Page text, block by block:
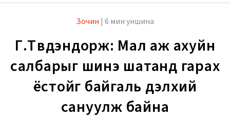
Зочин | 6 мин уншина
Г.Түвдэндорж: Мал аж ахуйн
салбарыг шинэ шатанд гарах
ёстойг байгаль дэлхий
сануулж байна